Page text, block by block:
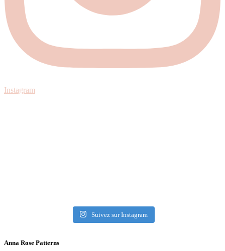
Instagram
Suivez sur Instagram
Anna Rose Patterns